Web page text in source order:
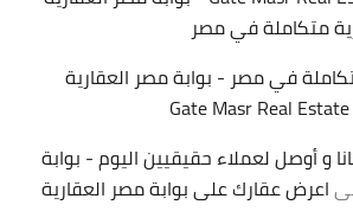
متكاملة في مصر
في مصر - بوابة مصر العقارية
و أوصل لعملاء حقيقيين اليوم - بوابة
اعرض عقارك على بوابة مصر العقارية